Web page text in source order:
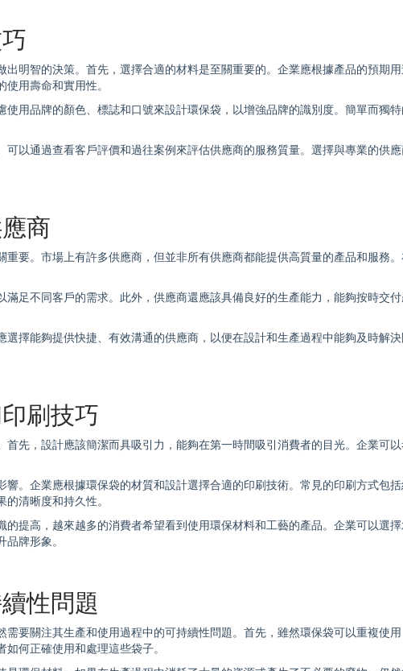
出明智的決策。首先，選擇合適的材料是至關重要的。企業應根據產品的預期
用壽命和實用性。
使用品牌的顏色、標誌和口號來設計環保袋 ，以增強品牌的識別度。簡單而獨
以通過查看客戶評價和過往案例來評估供應商的服務質量。選擇與專業的供
商
重要。市場上有許多供應商，但並非所有供應商都能提供高質量的產品和服務
足不同客戶的需求。此外，供應商還應該具備良好的生產能力，能夠按時交
擇能夠提供快捷、有效溝通的供應商，以便在設計和生產過程中能夠及時解
刷技巧
首先，設計應該簡潔而具吸引力，能夠在第一時間吸引消費者的目光。企業可
響。企業應根據環保袋的材質和設計選擇合適的印刷技術。常見的印刷方式包
清晰度和持久性。
提高，越來越多的消費者希望看到使用環保材料和工藝的產品。企業可以選
牌形象。
性問題
要關注其生產和使用過程中的可持續性問題。首先，雖然環保袋可以重複使
如何正確使用和處理這些袋子。